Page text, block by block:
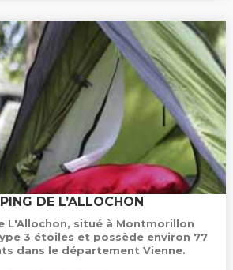
DE L’ALLOCHON
L'Allochon, situé à Montmorillon
3 étoiles et possède environ 77
dans le département Vienne.